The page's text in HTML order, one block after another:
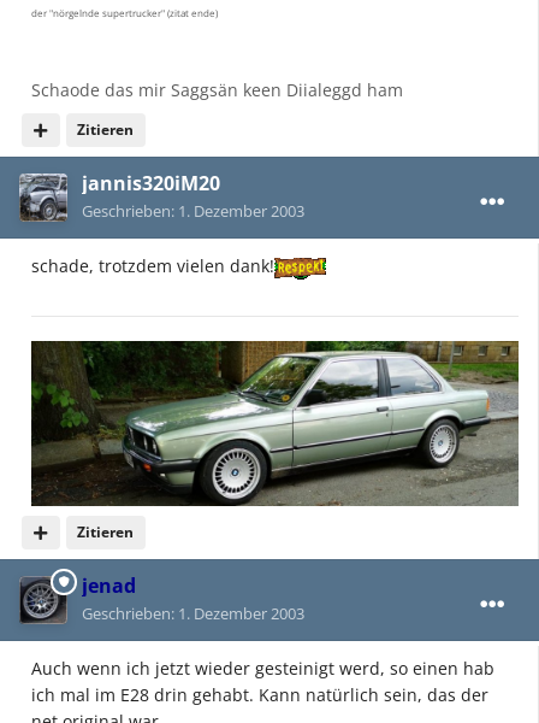
Zitieren
der "nörgelnde supertrucker" (zitat ende)
Schaode das mir Saggsän keen Diialeggd ham
jannis320iM20
Geschrieben: 1. Dezember 2003
schade, trotzdem vielen dank!
Zitieren
jenad
Geschrieben: 1. Dezember 2003
Auch wenn ich jetzt wieder gesteinigt werd, so einen hab
ich mal im E28 drin gehabt. Kann natürlich sein, das der